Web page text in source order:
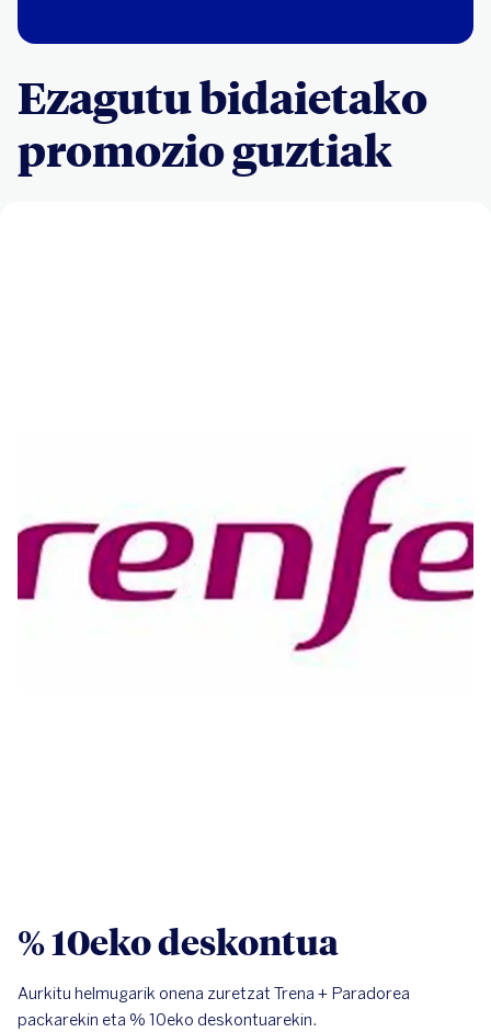
Ezagutu bidaietako
promozio guztiak
% 10eko deskontua
Aurkitu helmugarik onena zuretzat Trena + Paradorea
packarekin eta % 10eko deskontuarekin.